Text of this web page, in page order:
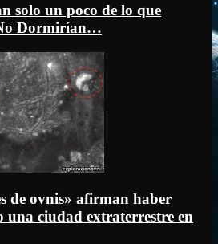
solo un poco de lo que
Dormirían…
de ovnis» afirman haber
una ciudad extraterrestre en